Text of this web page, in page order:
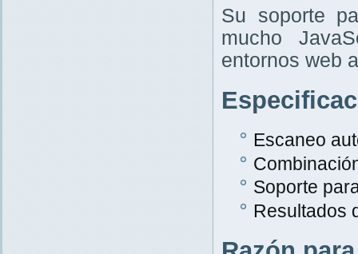
Su soporte
mucho
entornos web
Escaneo
Soporte
Resultados